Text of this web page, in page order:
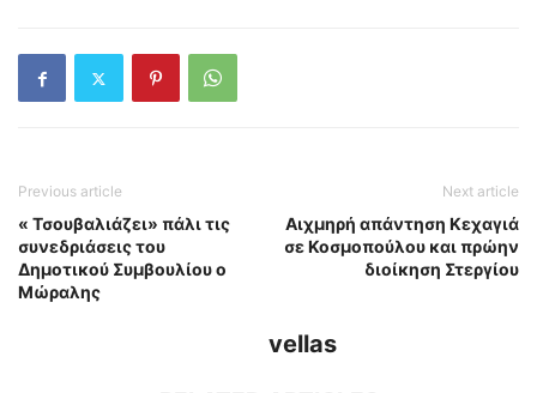
Previous article
« Τσουβαλιάζει» πάλι τις
συνεδριάσεις του
Δημοτικού Συμβουλίου ο
Μώραλης
Next article
Αιχμηρή απάντηση Κεχαγιά
σε Κοσμοπούλου και πρώην
διοίκηση Στεργίου
vellas